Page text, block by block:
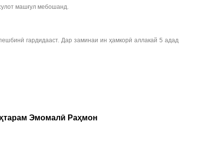
машғул мебошанд.
гардидааст. Дар заминаи ин ҳамкорӣ аллакай 5 адад
Эмомалӣ Раҳмон